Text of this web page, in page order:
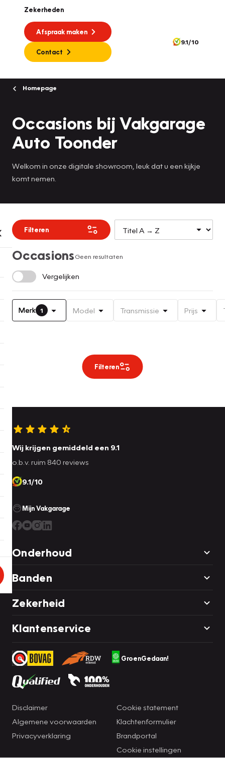
Zekerheden
Afspraak maken
Contact
9.1/10
Homepage
Occasions bij Vakgarage
Auto Toonder
Welkom in onze digitale showroom, leuk dat u een kijkje
komt nemen.
Filteren
OccasionsGeen resultaten
Vergelijken
Merk 1 Model Transmissie Prijs
Filteren
Wij krijgen gemiddeld een 9.1
o.b.v. ruim 840 reviews
9.1/10
Mijn Vakgarage
Onderhoud
Banden
Zekerheid
Klantenservice
GroenGedaan!
Disclaimer
Algemene voorwaarden
Privacyverklaring
Cookie statement
Klachtenformulier
Brandportal
Cookie instellingen